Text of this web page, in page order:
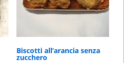
Biscotti all’arancia senza
zucchero